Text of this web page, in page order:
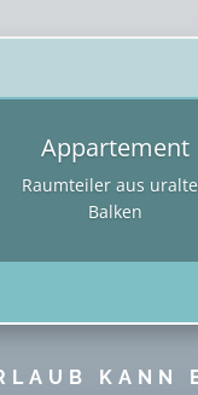
Appartement
Raumteiler aus
Balken
KANN